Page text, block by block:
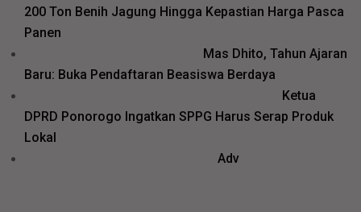
200 Ton Benih Jagung Hingga Kepastian Harga Pasca
Panen
Mas Dhito, Tahun Ajaran
Baru: Buka Pendaftaran Beasiswa Berdaya
Ketua
DPRD Ponorogo Ingatkan SPPG Harus Serap Produk
Lokal
Adv